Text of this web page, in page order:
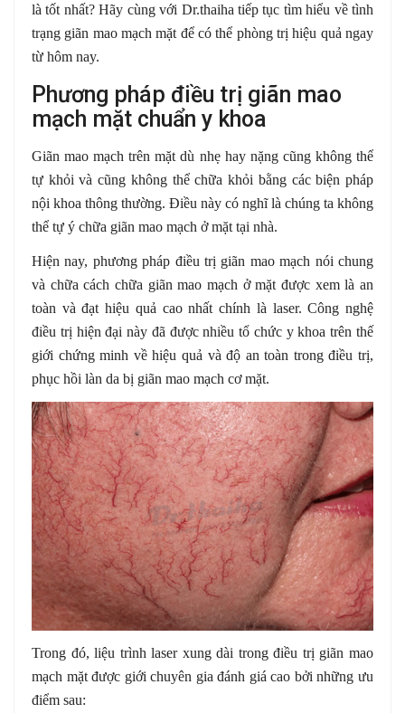
là tốt nhất? Hãy cùng với Dr.thaiha tiếp tục tìm hiểu về tình
trạng giãn mao mạch mặt để có thể phòng trị hiệu quả ngay
từ hôm nay.
Phương pháp điều trị giãn mao
mạch mặt chuẩn y khoa
Giãn mao mạch trên mặt dù nhẹ hay nặng cũng không thể
tự khỏi và cũng không thể chữa khỏi bằng các biện pháp
nội khoa thông thường. Điều này có nghĩ là chúng ta không
thể tự ý chữa giãn mao mạch ở mặt tại nhà.
Hiện nay, phương pháp điều trị giãn mao mạch nói chung
và chữa cách chữa giãn mao mạch ở mặt được xem là an
toàn và đạt hiệu quả cao nhất chính là laser. Công nghệ
điều trị hiện đại này đã được nhiều tổ chức y khoa trên thế
giới chứng minh về hiệu quả và độ an toàn trong điều trị,
phục hồi làn da bị giãn mao mạch cơ mặt.
Trong đó, liệu trình laser xung dài trong điều trị giãn mao
mạch mặt được giới chuyên gia đánh giá cao bởi những ưu
điểm sau: